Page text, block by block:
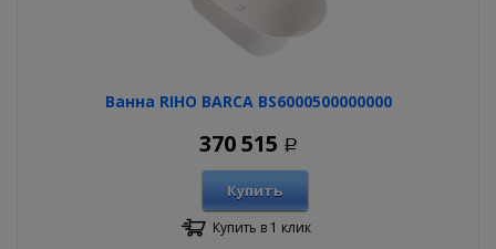
Ванна RIHO BARCA BS6000500000000
370 515 Р
Купить
Купить в 1 клик